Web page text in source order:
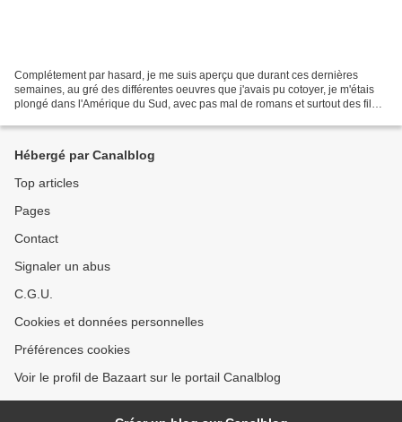
Complétement par hasard, je me suis aperçu que durant ces dernières
semaines, au gré des différentes oeuvres que j'avais pu cotoyer, je m'étais
plongé dans l'Amérique du Sud, avec pas mal de romans et surtout des films
Hébergé par Canalblog
Top articles
Pages
Contact
Signaler un abus
C.G.U.
Cookies et données personnelles
Préférences cookies
Voir le profil de Bazaart sur le portail Canalblog